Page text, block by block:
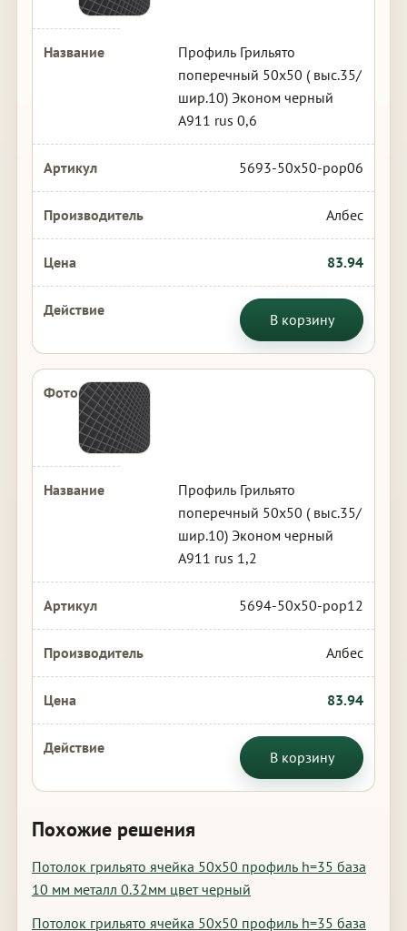
Профиль Грильято
поперечный 50х50 ( выс.35/
шир.10) Эконом черный
А911 rus 0,6
5693-50x50-pop06
Албес
83.94
В корзину
Профиль Грильято
поперечный 50х50 ( выс.35/
шир.10) Эконом черный
А911 rus 1,2
5694-50x50-pop12
Албес
83.94
В корзину
Похожие решения
Потолок грильято ячейка 50х50 профиль h=35 база
10 мм металл 0.32мм цвет черный
Потолок грильято ячейка 50х50 профиль h=35 база